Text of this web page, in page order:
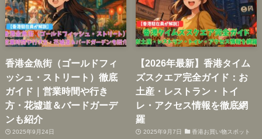
香港金魚街（ゴールドフィ
ッシュ・ストリート）徹底
ガイド｜営業時間や行き
方・花墟道＆バードガーデ
ンも紹介
2025年9月24日
【2026年最新】香港タイム
ズスクエア完全ガイド：お
土産・レストラン・トイ
レ・アクセス情報を徹底網
羅
2025年9月7日 香港お買い物スポット